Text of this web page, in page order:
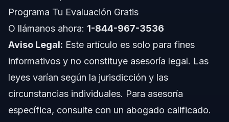
Cuándo Llamar a un Abogado por Cargos
Migratorios
Acerca de Vasquez Law Firm
Preguntas Frecuentes
¿Qué significa un cargo de inmigración?
Programa Tu Evaluación Gratis
O llámanos ahora: 1-844-967-3536
Aviso Legal: Este artículo es solo para fines
informativos y no constituye asesoría legal. Las
leyes varían según la jurisdicción y las
circunstancias individuales. Para asesoría
específica, consulte con un abogado calificado.